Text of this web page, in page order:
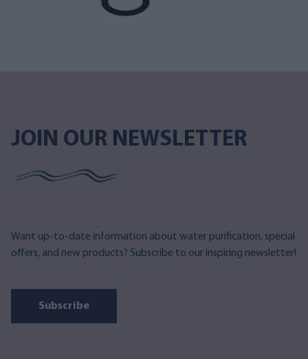
JOIN OUR NEWSLETTER
Want up-to-date information about water purification, special
offers, and new products? Subscribe to our inspiring newsletter!
Subscribe